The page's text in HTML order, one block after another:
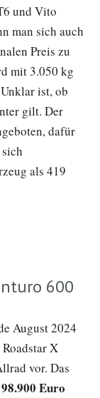
und Vito
man sich auch
Preis zu
mit 3.050 kg
ist, ob
gilt. Der
dafür
als 419
600
August 2024
X
vor. Das
Euro